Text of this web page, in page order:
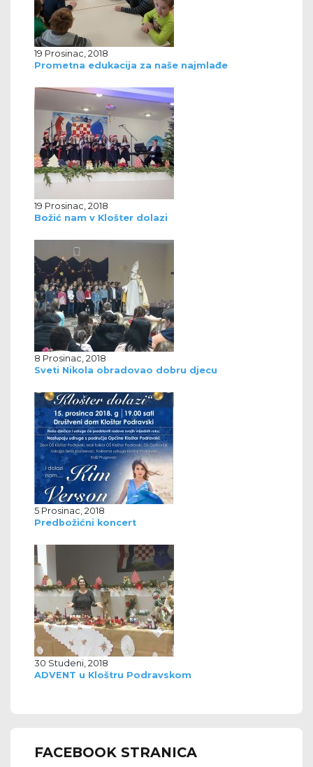
19 Prosinac, 2018
Prometna edukacija za naše najmlađe
19 Prosinac, 2018
Božić nam v Klošter dolazi
8 Prosinac, 2018
Sveti Nikola obradovao dobru djecu
5 Prosinac, 2018
Predbožićni koncert
30 Studeni, 2018
ADVENT u Kloštru Podravskom
FACEBOOK STRANICA